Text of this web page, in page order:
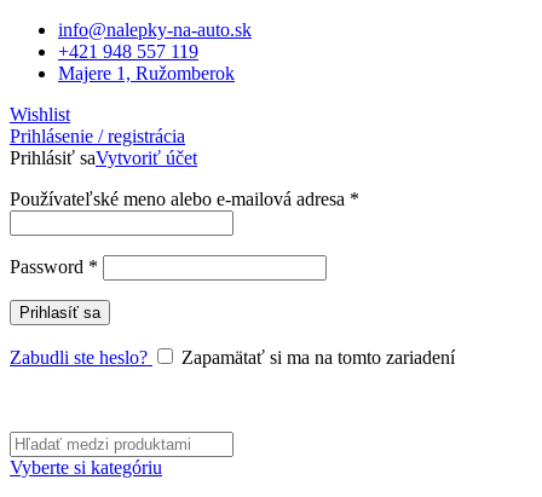
info@nalepky-na-auto.sk
+421 948 557 119
Majere 1, Ružomberok
Wishlist
Prihlásenie / registrácia
Prihlásiť saVytvoriť účet
Používateľské meno alebo e-mailová adresa *
Password *
Prihlasíť sa
Zabudli ste heslo? Zapamätať si ma na tomto zariadení
Vyberte si kategóriu